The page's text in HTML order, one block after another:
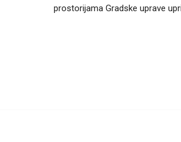
prostorijama Gradske uprave